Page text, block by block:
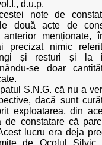
d.u.p.
note de
două acte de
anterior menționate,
precizat nimic
și resturi și la
se doar
S.N.G. că nu a
dacă sunt
exploatarea, din
de constatare că
lucru era deja
de Ocolul